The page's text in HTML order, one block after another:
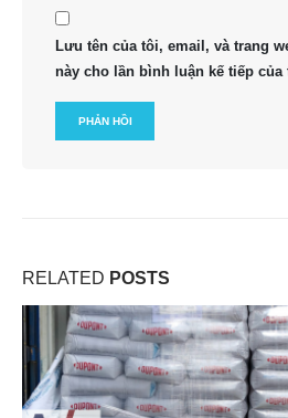
Lưu tên của tôi, email, và trang
này cho lần bình luận kế tiếp của
RELATED POSTS